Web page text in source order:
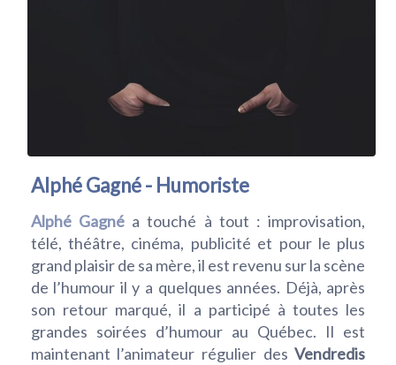
Alphé Gagné - Humoriste
Alphé Gagnéa touché à tout : improvisation,
télé, théâtre, cinéma, publicité et pour le plus
grand plaisir de sa mère, il est revenu sur la scène
de l’humour il y a quelques années. Déjà, après
son retour marqué, il a participé à toutes les
grandes soirées d’humour au Québec. Il est
maintenant l’animateur régulier desVendredis